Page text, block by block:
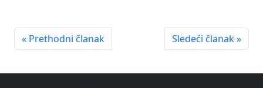
« Prethodni članak Sledeći članak »